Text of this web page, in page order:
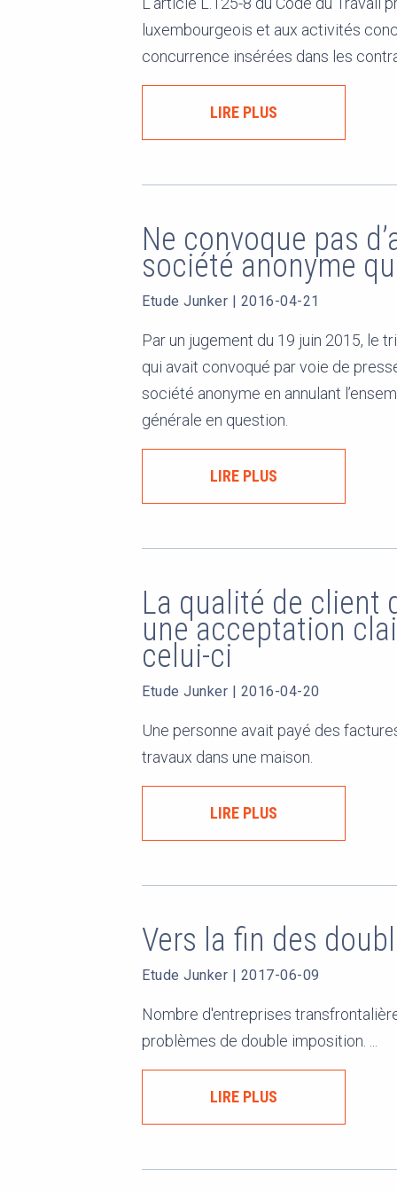
luxembourgeois et aux activités
concurrence insérées dans les
LIRE PLUS
Ne convoque pas
société anonyme
Etude Junker | 2016-04-21
Par un jugement du 19 juin 2015, le
qui avait convoqué par voie de
société anonyme en annulant
générale en question.
LIRE PLUS
La qualité de client
une acceptation
celui-ci
Etude Junker | 2016-04-20
Une personne avait payé des
travaux dans une maison.
LIRE PLUS
Vers la fin des
Etude Junker | 2017-06-09
Nombre d'entreprises
problèmes de double imposition. ...
LIRE PLUS